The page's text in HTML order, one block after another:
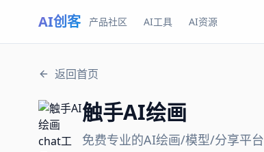
AI创客 产品社区 AI工具 AI资源
返回首页
触手AI绘画
免费专业的AI绘画/模型/分享平台